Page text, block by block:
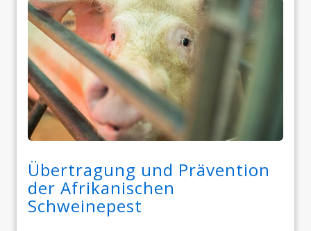
Übertragung und Prävention
der Afrikanischen
Schweinepest